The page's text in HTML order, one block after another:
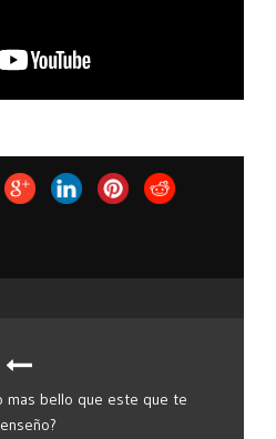
mas bello que este que te
enseño?